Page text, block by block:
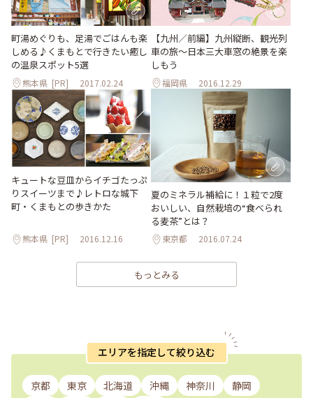
町湯めぐりも、足湯でごはんも楽
しめる♪くまもとで行きたい癒し
の温泉スポット5選
熊本県 [PR] 2017.02.24
【九州／前編】九州縦断、観光列
車の旅～日本三大車窓の絶景を楽
しもう
福岡県 2016.12.29
キュートな豆皿からイチゴたっぷ
りスイーツまで♪レトロな城下
町・くまもとの歩きかた
熊本県 [PR] 2016.12.16
夏のミネラル補給に！１粒で2度
おいしい、自然栽培の“食べられ
る麦茶”とは？
東京都 2016.07.24
もっとみる
エリアを指定して絞り込む
京都 東京 北海道 沖縄 神奈川
静岡